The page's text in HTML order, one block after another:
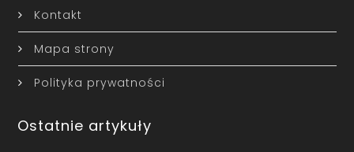
Kontakt
Mapa strony
Polityka prywatności
Ostatnie artykuły